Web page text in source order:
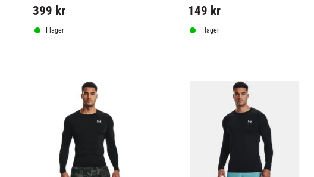
399 kr
I lager
149 kr
I lager